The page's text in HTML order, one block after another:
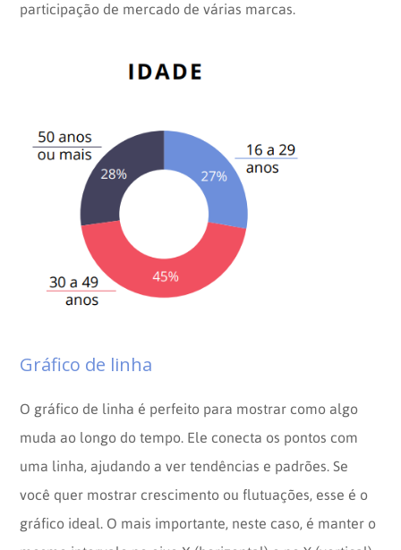
participação de mercado de várias marcas.
Gráfico de linha
O gráfico de linha é perfeito para mostrar como algo
muda ao longo do tempo. Ele conecta os pontos com
uma linha, ajudando a ver tendências e padrões. Se
você quer mostrar crescimento ou flutuações, esse é o
gráfico ideal. O mais importante, neste caso, é manter o